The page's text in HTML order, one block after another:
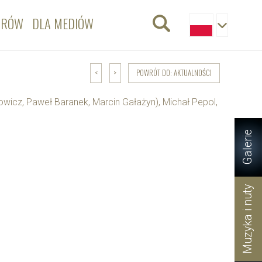
Galerie
Muzyka i nuty
DLA MEDIÓW
< > POWRÓT DO: AKTUALNOŚCI
Paweł Baranek, Marcin Gałażyn), Michał Pepol,